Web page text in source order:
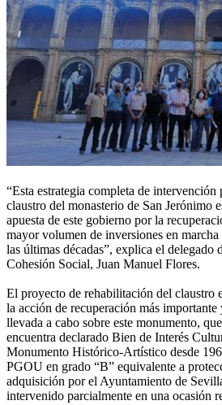
“Esta estrategia completa de
claustro del monasterio de San Jerónimo
apuesta de este gobierno por la
mayor volumen de inversiones en
las últimas décadas”, explica el delegado
Cohesión Social, Juan Manuel Flores.
El proyecto de rehabilitación del claustro
la acción de recuperación más
llevada a cabo sobre este monumento,
encuentra declarado Bien de Interés
Monumento Histórico-Artístico desde
PGOU en grado “B” equivalente a
adquisición por el Ayuntamiento de
intervenido parcialmente en una ocasión